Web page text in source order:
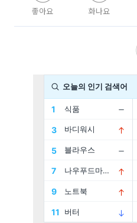
좋아요 화나요